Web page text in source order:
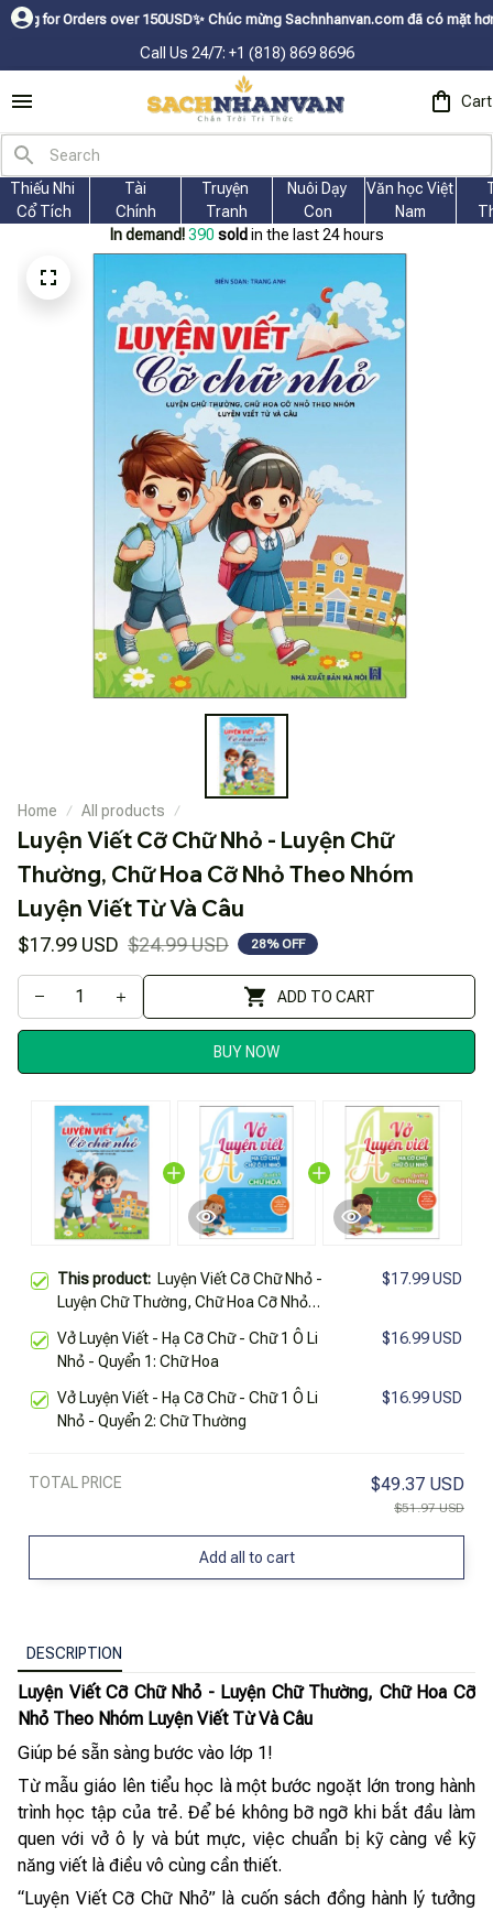
over 150USDㅤ✨Chúc mừng Sachnhanvan.com đã có mặt hơn 200
Call Us 24/7: +1 (818) 869 8696
Cart
Thiếu Nhi
Cổ Tích
Tài
Chính
Truyện
Tranh
Nuôi Dạy
Con
Văn học Việt
Nam
In demand! 392 sold in the last 24 hours
Home All products
Luyện Viết Cỡ Chữ Nhỏ - Luyện Chữ
Thường, Chữ Hoa Cỡ Nhỏ Theo Nhóm
Luyện Viết Từ Và Câu
$17.99 USD $24.99 USD 28% OFF
ADD TO CART
BUY NOW
This product: Luyện Viết Cỡ Chữ Nhỏ -
Luyện Chữ Thường, Chữ Hoa Cỡ Nhỏ
$17.99 USD
Vở Luyện Viết - Hạ Cỡ Chữ - Chữ 1 Ô Li
Nhỏ - Quyển 1: Chữ Hoa
$16.99 USD
Vở Luyện Viết - Hạ Cỡ Chữ - Chữ 1 Ô Li
Nhỏ - Quyển 2: Chữ Thường
$16.99 USD
TOTAL PRICE $49.37 USD
$51.97 USD
Add all to cart
DESCRIPTION
Luyện Viết Cỡ Chữ Nhỏ - Luyện Chữ Thường, Chữ Hoa Cỡ
Nhỏ Theo Nhóm Luyện Viết Từ Và Câu
Giúp bé sẵn sàng bước vào lớp 1!
Từ mẫu giáo lên tiểu học là một bước ngoặt lớn trong hành
trình học tập của trẻ. Để bé không bỡ ngỡ khi bắt đầu làm
quen với vở ô ly và bút mực, việc chuẩn bị kỹ càng về kỹ
năng viết là điều vô cùng cần thiết.
“Luyện Viết Cỡ Chữ Nhỏ” là cuốn sách đồng hành lý tưởng